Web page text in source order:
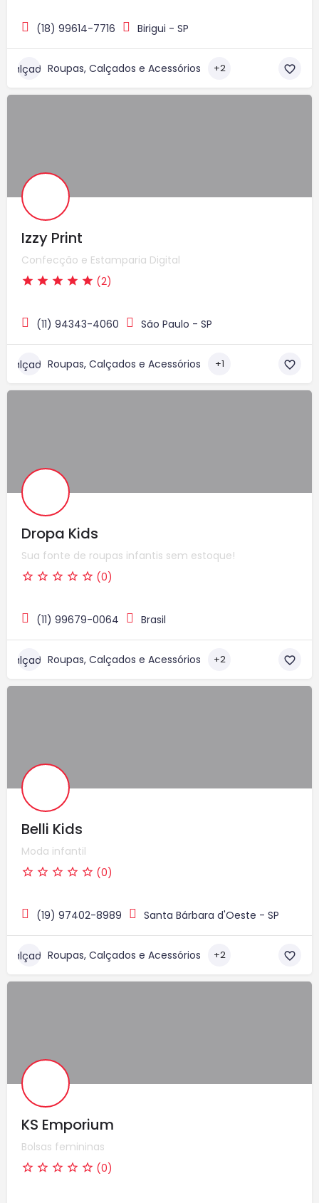
(18) 99614-7716 Birigui - SP
Roupas, Calçados e Acessórios +2
Izzy Print
Confecção e Estamparia Digital
(2)
(11) 94343-4060 São Paulo - SP
Roupas, Calçados e Acessórios +1
Dropa Kids
Sua fonte de roupas infantis sem estoque!
(0)
(11) 99679-0064 Brasil
Roupas, Calçados e Acessórios +2
Belli Kids
Moda infantil
(0)
(19) 97402-8989 Santa Bárbara d'Oeste - SP
Roupas, Calçados e Acessórios +2
KS Emporium
Bolsas femininas
(0)